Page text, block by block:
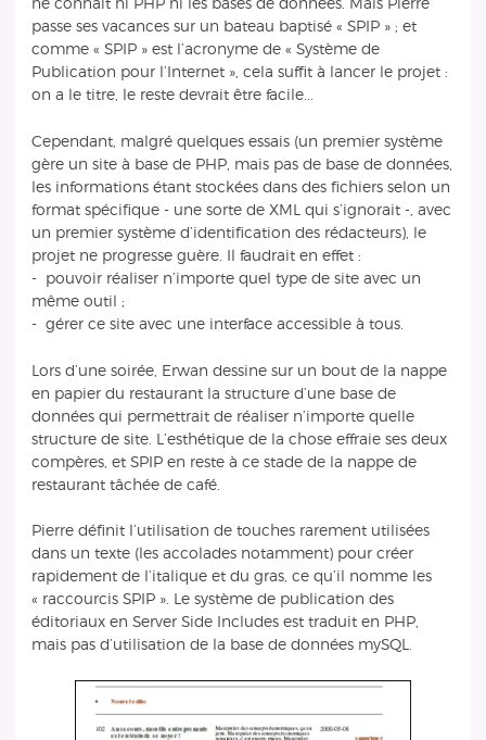
ne connait ni PHP ni les bases de données. Mais Pierre
passe ses vacances sur un bateau baptisé « SPIP » ; et
comme « SPIP » est l’acronyme de « Système de
Publication pour l’Internet », cela suffit à lancer le projet :
on a le titre, le reste devrait être facile...
Cependant, malgré quelques essais (un premier système
gère un site à base de PHP, mais pas de base de données,
les informations étant stockées dans des fichiers selon un
format spécifique - une sorte de XML qui s’ignorait -, avec
un premier système d’identification des rédacteurs), le
projet ne progresse guère. Il faudrait en effet :
- pouvoir réaliser n’importe quel type de site avec un
même outil ;
- gérer ce site avec une interface accessible à tous.
Lors d’une soirée, Erwan dessine sur un bout de la nappe
en papier du restaurant la structure d’une base de
données qui permettrait de réaliser n’importe quelle
structure de site. L’esthétique de la chose effraie ses deux
compères, et SPIP en reste à ce stade de la nappe de
restaurant tâchée de café.
Pierre définit l’utilisation de touches rarement utilisées
dans un texte (les accolades notamment) pour créer
rapidement de l’italique et du gras, ce qu’il nomme les
« raccourcis SPIP ». Le système de publication des
éditoriaux en Server Side Includes est traduit en PHP,
mais pas d’utilisation de la base de données mySQL.